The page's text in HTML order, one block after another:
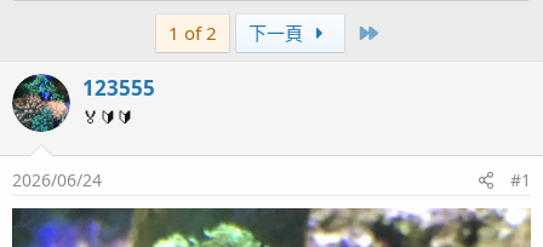
1 of 2 下一頁
123555
🏅🔰🔰
2026/06/24 #1